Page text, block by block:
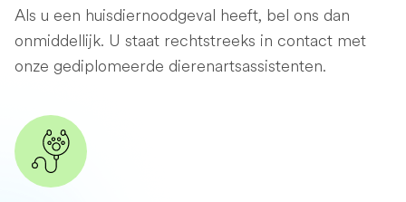
Als u een huisdiernoodgeval heeft, bel ons dan
onmiddellijk. U staat rechtstreeks in contact met
onze gediplomeerde dierenartsassistenten.